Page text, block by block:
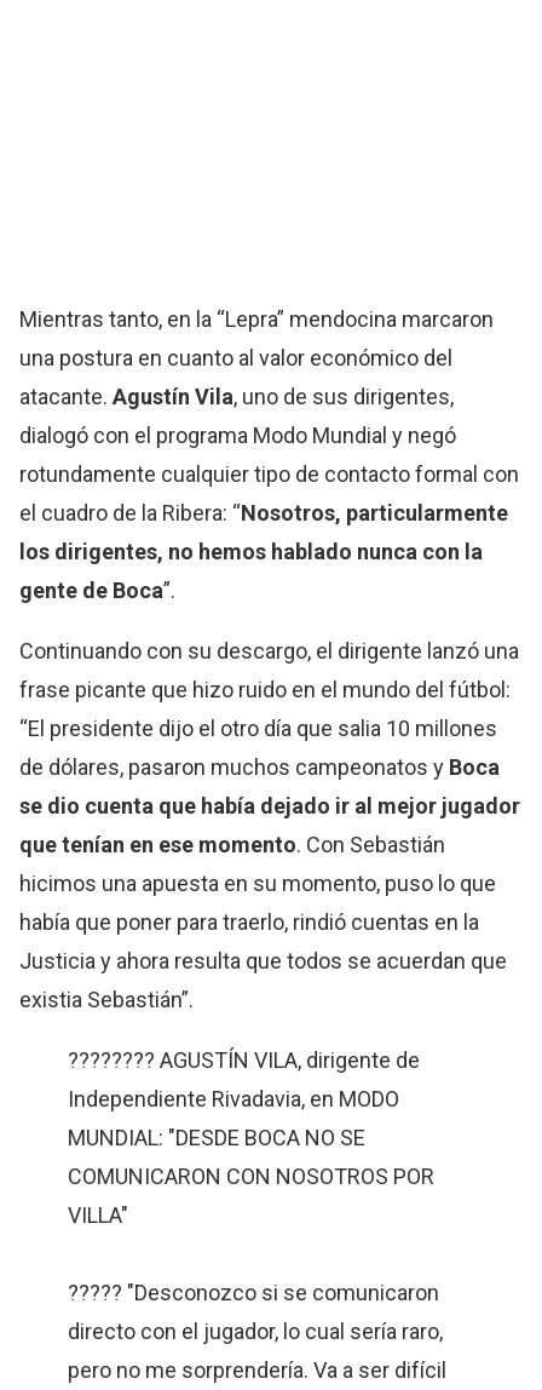
Mientras tanto, en la “Lepra” mendocina marcaron
una postura en cuanto al valor económico del
atacante.Agustín Vila, uno de sus dirigentes,
dialogó con el programa Modo Mundial y negó
rotundamente cualquier tipo de contacto formal con
el cuadro de la Ribera: “Nosotros, particularmente
los dirigentes, no hemos hablado nunca con la
gente de Boca”.
Continuando con su descargo, el dirigente lanzó una
frase picante que hizo ruido en el mundo del fútbol:
“El presidente dijo el otro día que salia 10 millones
de dólares, pasaron muchos campeonatos y Boca
se dio cuenta que había dejado ir al mejor jugador
que tenían en ese momento. Con Sebastián
hicimos una apuesta en su momento, puso lo que
había que poner para traerlo, rindió cuentas en la
Justicia y ahora resulta que todos se acuerdan que
existia Sebastián”.
???????? AGUSTÍN VILA, dirigente de
Independiente Rivadavia, en MODO
MUNDIAL: "DESDE BOCA NO SE
COMUNICARON CON NOSOTROS POR
VILLA"
????? "Desconozco si se comunicaron
directo con el jugador, lo cual sería raro,
pero no me sorprendería. Va a ser difícil